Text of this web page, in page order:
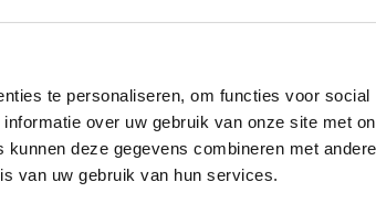
te personaliseren, om functies voor
over uw gebruik van onze site met
deze gegevens combineren met
van uw gebruik van hun services.